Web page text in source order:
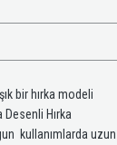
bir hırka modeli
Hırka
kullanımlarda